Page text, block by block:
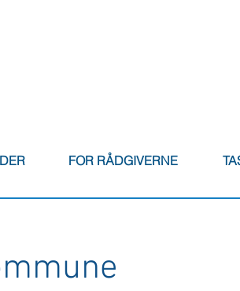
FOR RÅDGIVERNE